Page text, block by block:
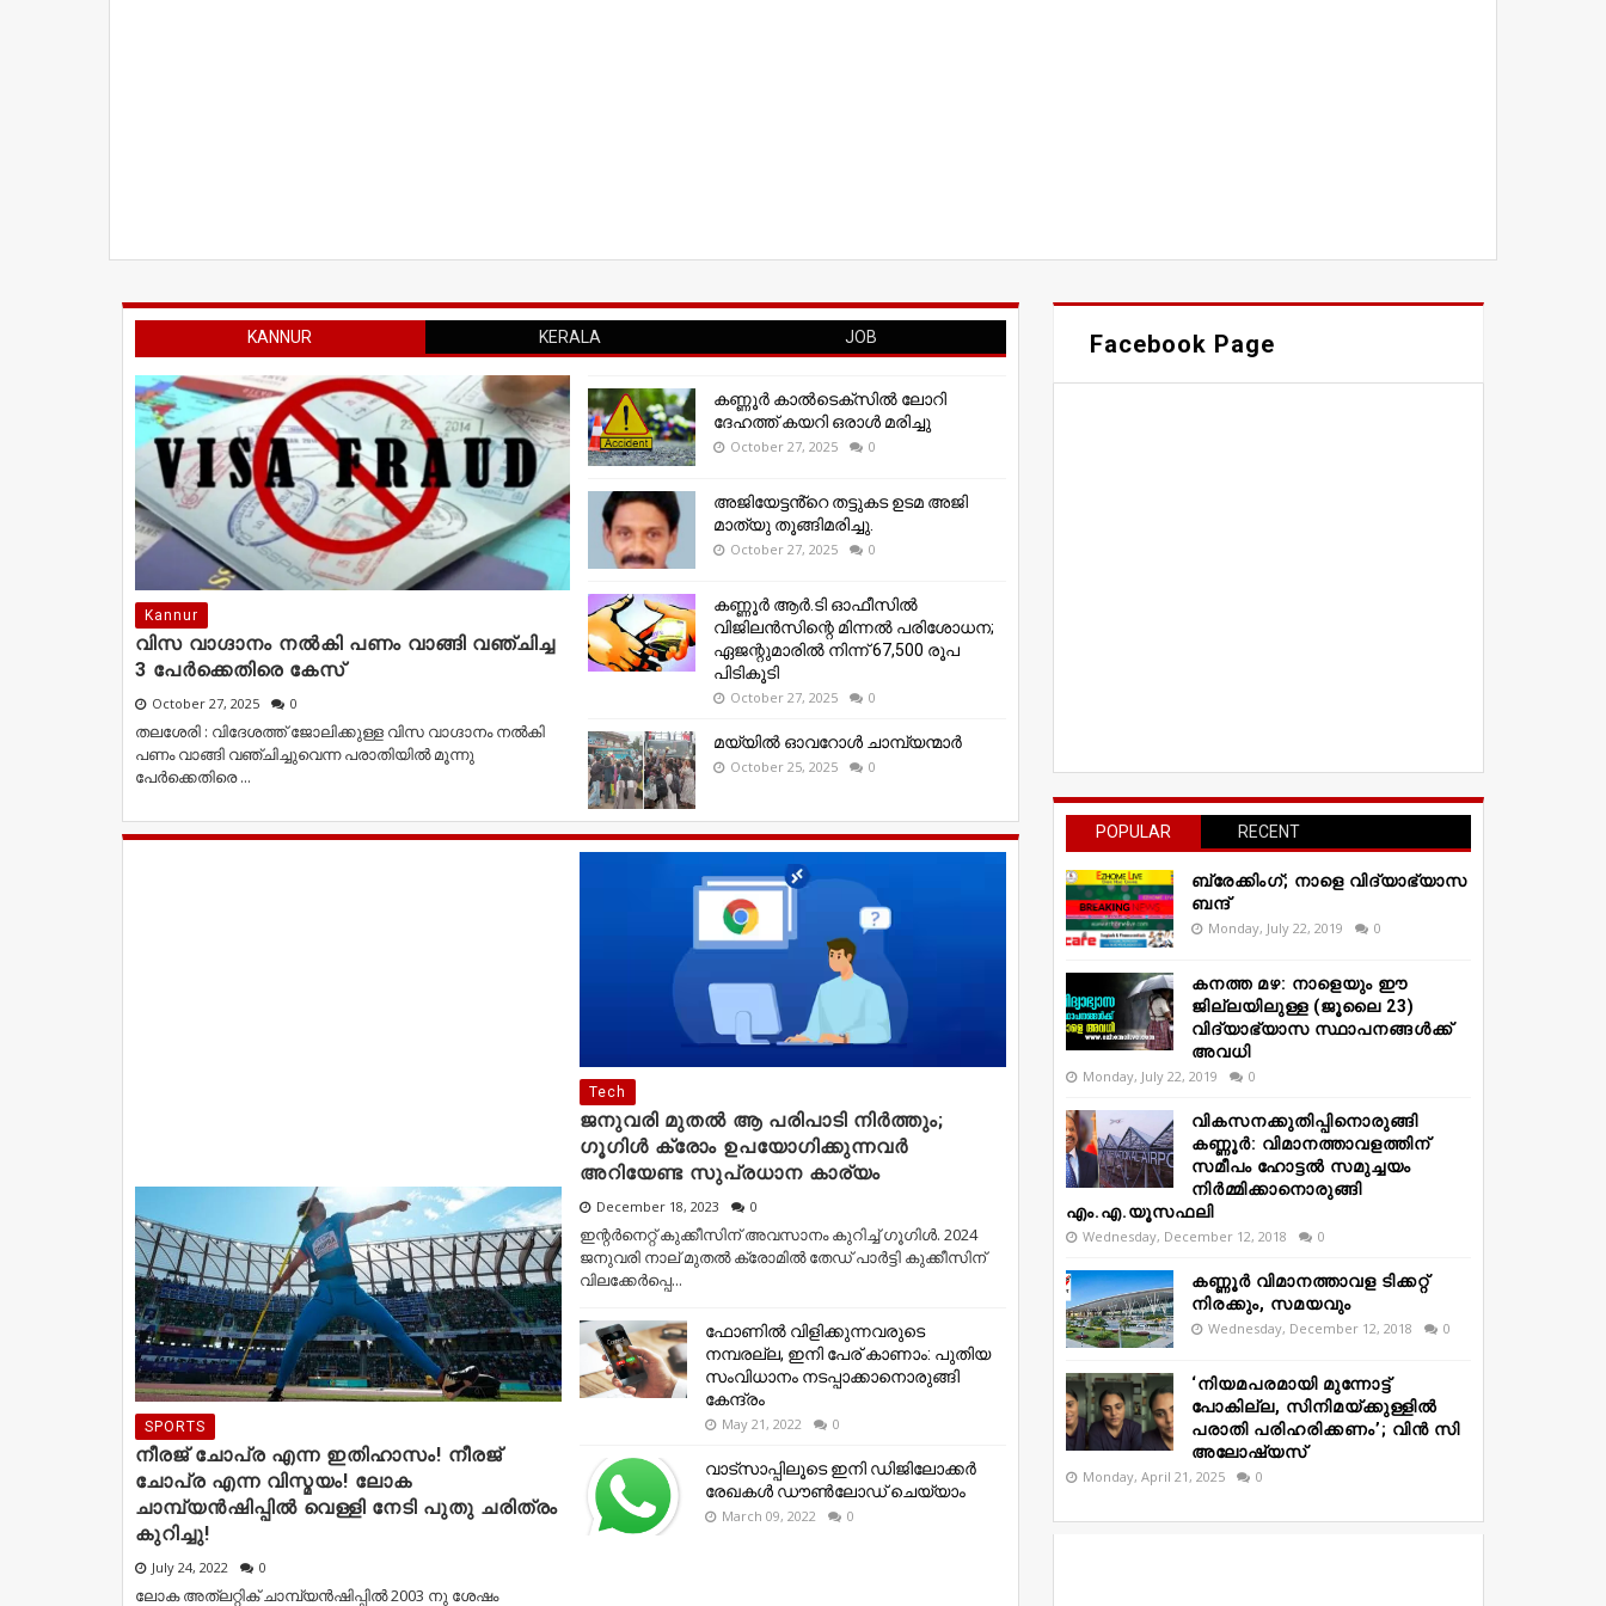
KANNUR KERALA JOB
Kannur
വിസ വാഗ്ദാനം നൽകി പണം വാങ്ങി വഞ്ചിച്ച
3 പേർക്കെതിരെ കേസ്
October 27, 2025 0
തലശേരി : വിദേശത്ത് ജോലിക്കുള്ള വിസ വാഗ്ദാനം നൽകി
പണം വാങ്ങി വഞ്ചിച്ചുവെന്ന പരാതിയിൽ മൂന്നു
പേർക്കെതിരെ ...
കണ്ണൂര്‍ കാല്‍ടെക്‌സില്‍ ലോറി
ദേഹത്ത് കയറി ഒരാള്‍ മരിച്ചു
October 27, 2025 0
അജിയേട്ടൻ്റെ തട്ടുകട ഉടമ അജി
മാത്യു തൂങ്ങിമരിച്ചു.
October 27, 2025 0
കണ്ണൂര്‍ ആര്‍.ടി ഓഫീസില്‍
വിജിലൻസിന്റെ മിന്നല്‍ പരിശോധന;
ഏജന്റുമാരില്‍ നിന്ന് 67,500 രൂപ
പിടികൂടി
October 27, 2025 0
മയ്യിൽ ഓവറോൾ ചാമ്പ്യന്മാർ
October 25, 2025 0
SPORTS
നീരജ് ചോപ്ര എന്ന ഇതിഹാസം! നീരജ്
ചോപ്ര എന്ന വിസ്മയം! ലോക
ചാമ്പ്യൻഷിപ്പിൽ വെള്ളി നേടി പുതു ചരിത്രം
കുറിച്ചു!
July 24, 2022 0
ലോക അത്‌ലറ്റിക് ചാമ്പ്യൻഷിപ്പിൽ 2003 നു ശേഷം
Tech
ജനുവരി മുതല്‍ ആ പരിപാടി നിര്‍ത്തും;
ഗൂഗിള്‍ ക്രോം ഉപയോഗിക്കുന്നവര്‍
അറിയേണ്ട സുപ്രധാന കാര്യം
December 18, 2023 0
ഇന്റർനെറ്റ് കുക്കീസിന് അവസാനം കുറിച്ച് ​ഗൂ​ഗിൾ. 2024
ജനുവരി നാല് മുതൽ ക്രോമിൽ തേഡ് പാർട്ടി കുക്കീസിന്
വിലക്കേർ‌പ്പെ...
ഫോണിൽ വിളിക്കുന്നവരുടെ
നമ്പരല്ല, ഇനി പേര് കാണാം: പുതിയ
സംവിധാനം നടപ്പാക്കാനൊരുങ്ങി
കേന്ദ്രം
May 21, 2022 0
വാട്സാപ്പിലൂടെ ഇനി ഡിജിലോക്കർ
രേഖകൾ ഡൗൺലോഡ് ചെയ്യാം
March 09, 2022 0
Facebook Page
POPULAR RECENT
ബ്രേക്കിംഗ്; നാളെ വിദ്യാഭ്യാസ
ബന്ദ്
Monday, July 22, 2019 0
കനത്ത മഴ: നാളെയും ഈ
ജില്ലയിലുള്ള (ജൂലൈ 23)
വിദ്യാഭ്യാസ സ്ഥാപനങ്ങൾക്ക്
അവധി
Monday, July 22, 2019 0
വികസനക്കുതിപ്പിനൊരുങ്ങി
കണ്ണൂർ: വിമാനത്താവളത്തിന്
സമീപം ഹോട്ടൽ സമുച്ചയം
നിർമ്മിക്കാനൊരുങ്ങി
എം.എ.യൂസഫലി
Wednesday, December 12, 2018 0
കണ്ണൂർ വിമാനത്താവള ടിക്കറ്റ്
നിരക്കും, സമയവും
Wednesday, December 12, 2018 0
‘നിയമപരമായി മുന്നോട്ട്
പോകില്ല, സിനിമയ്ക്കുള്ളിൽ
പരാതി പരിഹരിക്കണം’; വിൻ സി
അലോഷ്യസ്
Monday, April 21, 2025 0